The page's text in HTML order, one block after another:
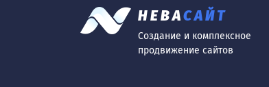
НЕВАСАЙТ
Создание и комплексное
продвижение сайтов